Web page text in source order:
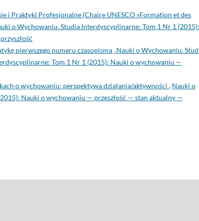
i Praktyki Profesjonalne (Chaire UNESCO »Formation et des
o Wychowaniu. Studia Interdyscyplinarne: Tom 1 Nr 1 (2015):
pierwszego numeru czasopisma „Nauki o Wychowaniu.
Tom 1 Nr 1 (2015): Nauki o wychowaniu —
o wychowaniu: perspektywa działania/aktywności , Nauki o
Nauki o wychowaniu — przeszłość — stan aktualny —